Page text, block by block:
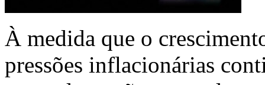
À medida que o
pressões inflacionárias